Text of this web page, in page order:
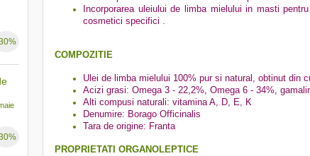
Incorporarea uleiului de limba mielului in masti
cosmetici specifici .
COMPOZITIE
Ulei de limba mielului 100% pur si natural, obtinut din
Acizi grasi: Omega 3 - 22,2%, Omega 6 - 34%,
Alti compusi naturali: vitamina A, D, E, K
Denumire: Borago Officinalis
Tara de origine: Franta
PROPRIETATI ORGANOLEPTICE